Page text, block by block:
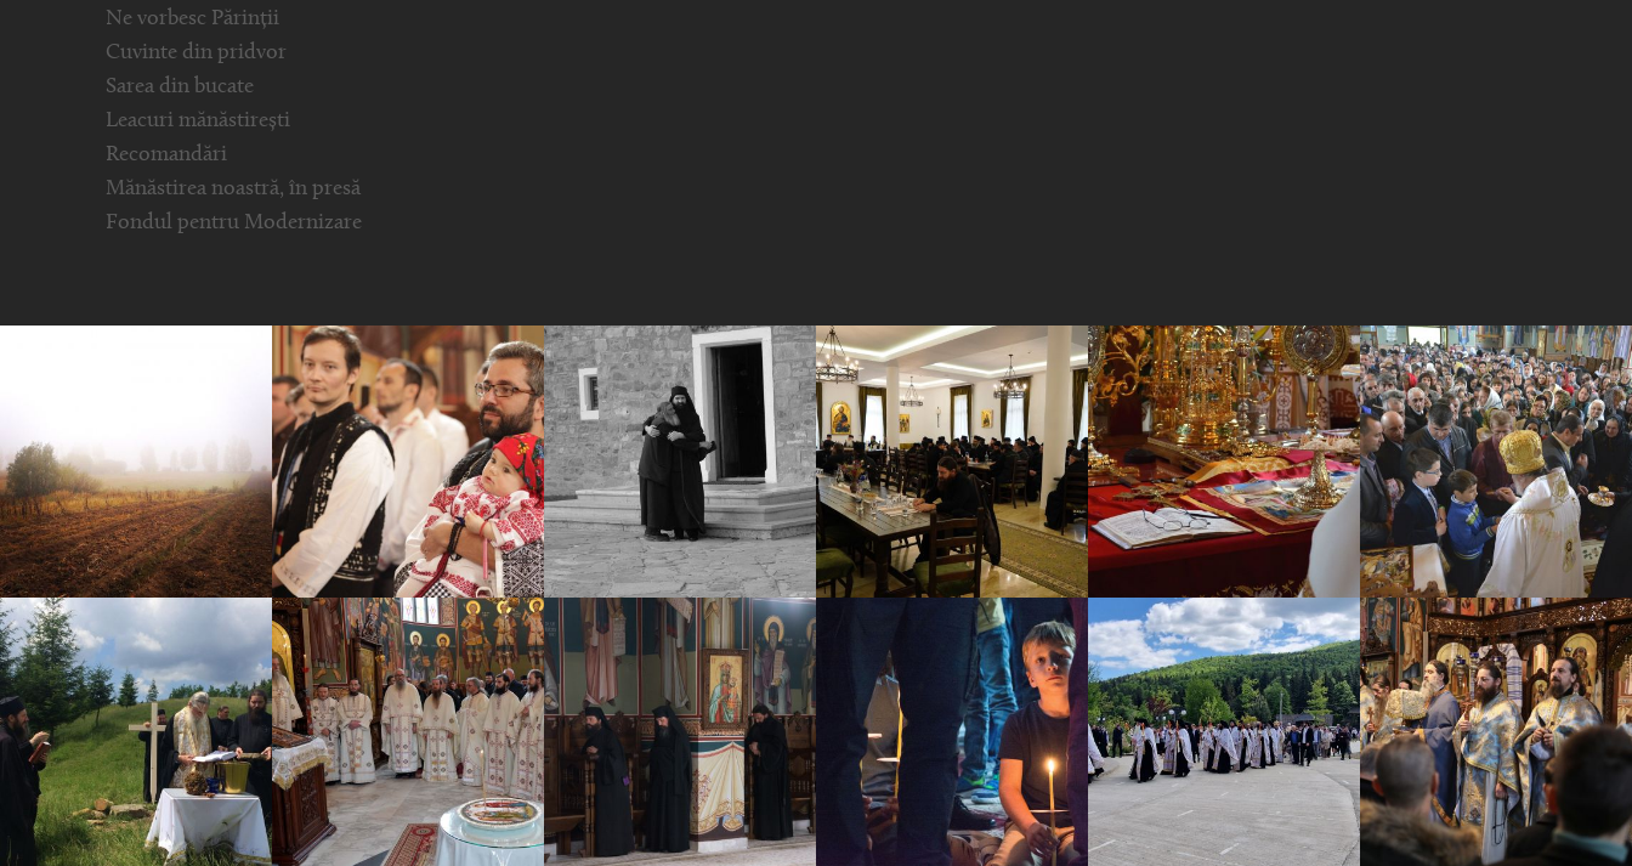
Ne vorbesc Părinții
Cuvinte din pridvor
Sarea din bucate
Leacuri mănăstirești
Recomandări
Mănăstirea noastră, în presă
Fondul pentru Modernizare